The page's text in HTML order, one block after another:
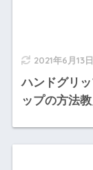
2021年6月13日
ハンドグリ
ップの方法教